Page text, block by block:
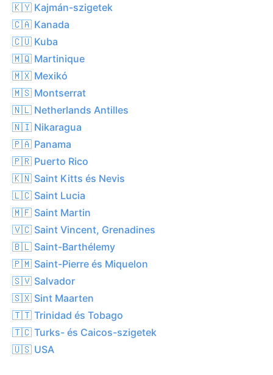
🇰🇾 Kajmán-szigetek
🇨🇦 Kanada
🇨🇺 Kuba
🇲🇶 Martinique
🇲🇽 Mexikó
🇲🇸 Montserrat
🇳🇱 Netherlands Antilles
🇳🇮 Nikaragua
🇵🇦 Panama
🇵🇷 Puerto Rico
🇰🇳 Saint Kitts és Nevis
🇱🇨 Saint Lucia
🇲🇫 Saint Martin
🇻🇨 Saint Vincent, Grenadines
🇧🇱 Saint-Barthélemy
🇵🇲 Saint-Pierre és Miquelon
🇸🇻 Salvador
🇸🇽 Sint Maarten
🇹🇹 Trinidad és Tobago
🇹🇨 Turks- és Caicos-szigetek
🇺🇸 USA